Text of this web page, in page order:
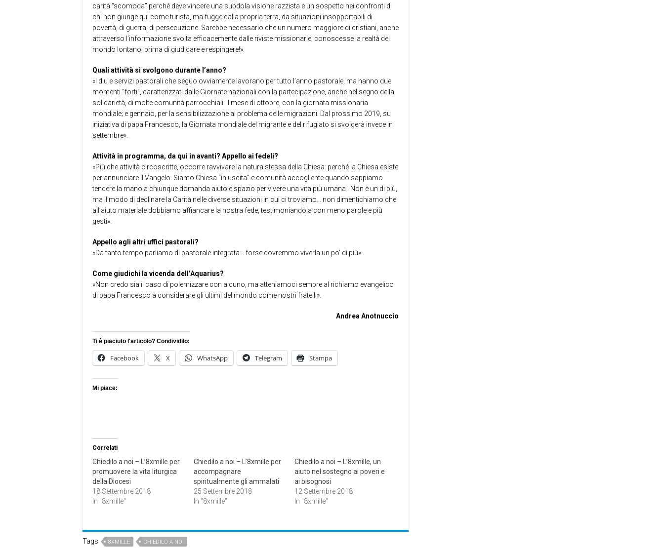
carità “scomoda” perché deve vincere una subdola visione razzista e un sospetto nei confronti di
chi non giunge qui come turista, ma fugge dalla propria terra, da situazioni insopportabili di
povertà, di guerra, di persecuzione. Sarebbe necessario che un numero maggiore di cristiani, anche
attraverso l’informazione svolta efficacemente dalle riviste missionarie, conoscesse la realtà del
mondo lontano, prima di giudicare e respingere!».
Quali attività si svolgono durante l’anno?
«I d u e servizi pastorali che seguo ovviamente lavorano per tutto l’anno pastorale, ma hanno due
momenti “forti”, caratterizzati dalle Giornate nazionali con la partecipazione, anche nel segno della
solidarietà, di molte comunità parrocchiali: il mese di ottobre, con la giornata missionaria
mondiale; e gennaio, per la sensibilizzazione al problema delle migrazioni. Dal prossimo 2019, su
iniziativa di papa Francesco, la Giornata mondiale del migrante e del rifugiato si svolgerà invece in
settembre».
Attività in programma, da qui in avanti? Appello ai fedeli?
«Più che attività circoscritte, occorre ravvivare la natura stessa della Chiesa: perché la Chiesa esiste
per annunciare il Vangelo. Siamo Chiesa “in uscita” e comunità accogliente quando sappiamo
tendere la mano a chiunque domanda aiuto e spazio per vivere una vita più umana . Non è un di più,
ma il modo di declinare la Carità nelle diverse situazioni in cui ci troviamo… non dimentichiamo che
all’aiuto materiale dobbiamo affiancare la nostra fede, testimoniandola con meno parole e più
gesti».
Appello agli altri uffici pastorali?
«Da tanto tempo parliamo di pastorale integrata… forse dovremmo viverla un po’ di più».
Come giudichi la vicenda dell’Aquarius?
«Non credo sia il caso di polemizzare con alcuno, ma atteniamoci sempre al richiamo evangelico
di papa Francesco a considerare gli ultimi del mondo come nostri fratelli».
Andrea Anotnuccio
Ti è piaciuto l'articolo? Condividilo:
Facebook X WhatsApp Telegram Stampa
Mi piace:
Correlati
Chiedilo a noi – L’8xmille per
promuovere la vita liturgica
della Diocesi
18 Settembre 2018
In "8xmille"
Chiedilo a noi – L’8xmille per
accompagnare
spiritualmente gli ammalati
25 Settembre 2018
In "8xmille"
Chiedilo a noi – L’8xmille, un
aiuto nel sostegno ai poveri e
ai bisognosi
12 Settembre 2018
In "8xmille"
Tags 8XMILLE CHIEDILO A NOI